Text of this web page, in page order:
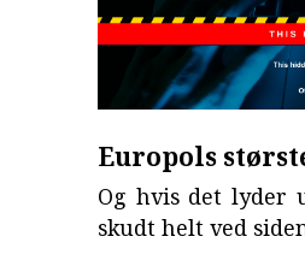
Europols
Og hvis det lyder
skudt helt ved